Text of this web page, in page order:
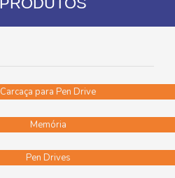
Carcaça para Pen Drive
Memória
Pen Drives